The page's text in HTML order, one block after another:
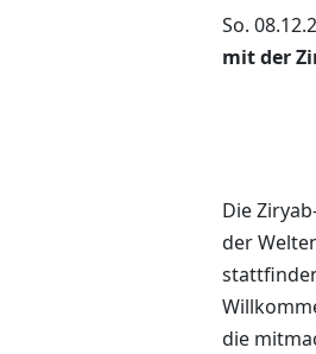
So.
mit der
Die
der
die